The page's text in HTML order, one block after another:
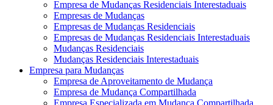
Empresa de Mudanças Residenciais Interestaduais
Empresas de Mudanças
Empresas de Mudanças Residenciais
Empresas de Mudanças Residenciais Interestaduais
Mudanças Residenciais
Mudanças Residenciais Interestaduais
Empresa para Mudanças
Empresa de Aproveitamento de Mudança
Empresa de Mudança Compartilhada
Empresa Especializada em Mudança Compartilhada